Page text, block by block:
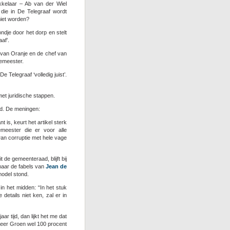
– Ab van der Wiel
in De Telegraaf wordt
worden?
door het dorp en stelt
Oranje en de chef van
Telegraaf ‘volledig juist’.
juridische stappen.
De meningen:
is, keurt het artikel sterk
die er voor alle
corruptie met hele vage
de gemeenteraad, blijft bij
de fabels van Jean de
stond.
het midden: “In het stuk
details niet ken, zal er in
tijd, dan lijkt het me dat
Groen wel 100 procent